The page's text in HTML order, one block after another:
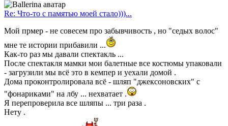
Re: Что-то с памятью моей стало)))...
Мой прмер - не совесем про забывчивость , но "седых волос"
мне те истории прибавили ...
Как-то раз мы давали спектакль ...
После спектакля мамки мои балетные все костюмы упаковали
- загрузили мы всё это в кемпер и уехали домой .
Дома проконтролировала всё - шляп "джексоновских" с
"фонариками" на лбу ... нехватает .
Я перепроверила все шляпы ... три раза .
Нету .